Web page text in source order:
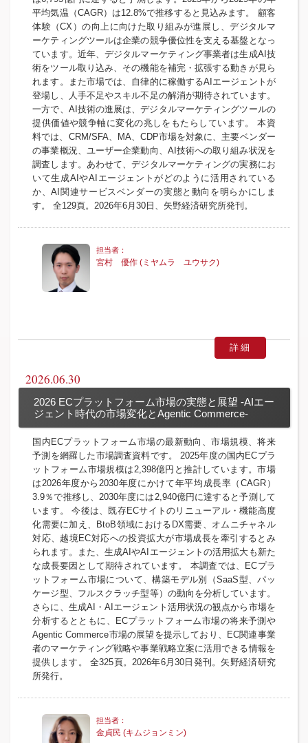
平均気温（CAGR）は12.8%で推移すると見込みます。 顧客
体験（CX）の向上に向けた取り組みが進展し、デジタルマ
ーケティングツールは企業の競争優位性を支える基盤となっ
ています。近年、デジタルマーケティング事業者は生成AI技
術をツール取り込み、その機能を補完・拡張する動きが見ら
れます。また市場では、自律的に稼働するAIエージェントが
登場し、人手不足やスキル不足の解消が期待されています。
一方で、AI技術の進展は、デジタルマーケティングツールの
提供価値や競争軸に変化の兆しをもたらしています。 本資
料では、CRM/SFA、MA、CDP市場を対象に、主要ベンダー
の事業概況、ユーザー企業動向、AI技術への取り組み状況を
調査します。あわせて、デジタルマーケティングの実務にお
いて生成AIやAIエージェントがどのように活用されている
か、AI関連サービスベンダーの実態と動向を明らかにしま
す。 全129頁。2026年6月30日、矢野経済研究所発刊。
宮村 優作 (ミヤムラ ユウサク)
詳細
2026.06.30
2026 ECプラットフォーム市場の実態と展望 -AIエー
ジェント時代の市場変化とAgentic Commerce-
国内ECプラットフォーム市場の最新動向、市場規模、将来
予測を網羅した市場調査資料です。 2025年度の国内ECプラ
ットフォーム市場規模は2,398億円と推計しています。市場
は2026年度から2030年度にかけて年平均成長率（CAGR）
3.9％で推移し、2030年度には2,940億円に達すると予測して
います。 今後は、既存ECサイトのリニューアル・機能高度
化需要に加え、BtoB領域におけるDX需要、オムニチャネル
対応、越境EC対応への投資拡大が市場成長を牽引するとみ
られます。また、生成AIやAIエージェントの活用拡大も新た
な成長要因として期待されています。 本調査では、ECプラ
ットフォーム市場について、構築モデル別（SaaS型、パッ
ケージ型、フルスクラッチ型等）の動向を分析しています。
さらに、生成AI・AIエージェント活用状況の観点から市場を
分析するとともに、ECプラットフォーム市場の将来予測や
Agentic Commerce市場の展望を提示しており、EC関連事業
者のマーケティング戦略や事業戦略立案に活用できる情報を
提供します。 全325頁。2026年6月30日発刊。矢野経済研究
所発行。
金貞民 (キムジョンミン)